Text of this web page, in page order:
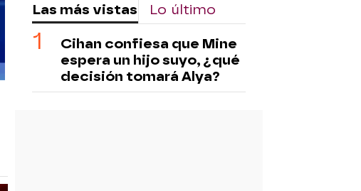
Las más vistas Lo último
Cihan confiesa que Mine
espera un hijo suyo, ¿qué
decisión tomará Alya?